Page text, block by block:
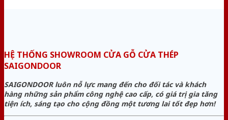
HỆ THỐNG SHOWROOM CỬA GỖ CỬA THÉP
SAIGONDOOR
SAIGONDOOR luôn nỗ lực mang đến cho đối tác và khách
hàng những sản phẩm công nghệ cao cấp, có giá trị gia tăng
tiện ích, sáng tạo cho cộng đồng một tương lai tốt đẹp hơn!